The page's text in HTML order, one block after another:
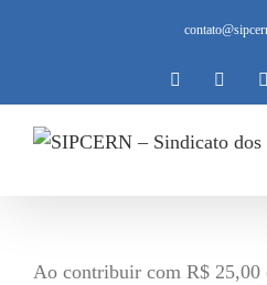
conteúdo
Instagram
Ao contribuir com R$ 25,00